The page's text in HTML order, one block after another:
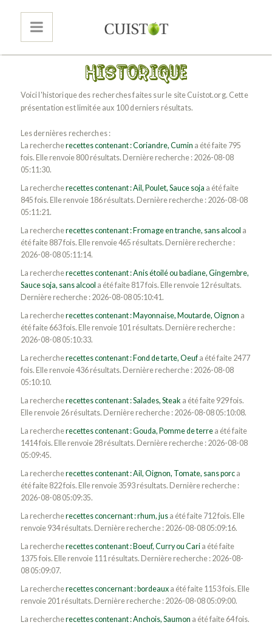
Voici l'historique des recherches faites sur le site Cuistot.org. Cette
présentation est limitée aux 100 derniers résultats.
Les dernières recherches :
La rechercherecettes contenant : Coriandre, Cumin a été faite 795
fois. Elle renvoie 800 résultats. Dernière recherche : 2026-08-08
05:11:30.
La rechercherecettes contenant : Ail, Poulet, Sauce soja a été faite
845 fois. Elle renvoie 186 résultats. Dernière recherche : 2026-08-08
05:11:21.
La rechercherecettes contenant : Fromage en tranche, sans alcool a
été faite 887 fois. Elle renvoie 465 résultats. Dernière recherche :
2026-08-08 05:11:14.
La rechercherecettes contenant : Anis étoilé ou badiane, Gingembre,
Sauce soja, sans alcool a été faite 817 fois. Elle renvoie 12 résultats.
Dernière recherche : 2026-08-08 05:10:41.
La rechercherecettes contenant : Mayonnaise, Moutarde, Oignon a
été faite 663 fois. Elle renvoie 101 résultats. Dernière recherche :
2026-08-08 05:10:33.
La rechercherecettes contenant : Fond de tarte, Oeufa été faite 2477
fois. Elle renvoie 436 résultats. Dernière recherche : 2026-08-08
05:10:10.
La rechercherecettes contenant : Salades, Steak a été faite 929 fois.
Elle renvoie 26 résultats. Dernière recherche : 2026-08-08 05:10:08.
La rechercherecettes contenant : Gouda, Pomme de terrea été faite
1414 fois. Elle renvoie 28 résultats. Dernière recherche : 2026-08-08
05:09:45.
La rechercherecettes contenant : Ail, Oignon, Tomate, sans porca
été faite 822 fois. Elle renvoie 3593 résultats. Dernière recherche :
2026-08-08 05:09:35.
La rechercherecettes concernant : rhum, jusa été faite 712 fois. Elle
renvoie 934 résultats. Dernière recherche : 2026-08-08 05:09:16.
La rechercherecettes contenant : Boeuf, Curry ou Caria été faite
1375 fois. Elle renvoie 111 résultats. Dernière recherche : 2026-08-
08 05:09:07.
La rechercherecettes concernant : bordeauxa été faite 1153 fois. Elle
renvoie 201 résultats. Dernière recherche : 2026-08-08 05:09:00.
La rechercherecettes contenant : Anchois, Saumon a été faite 64 fois.